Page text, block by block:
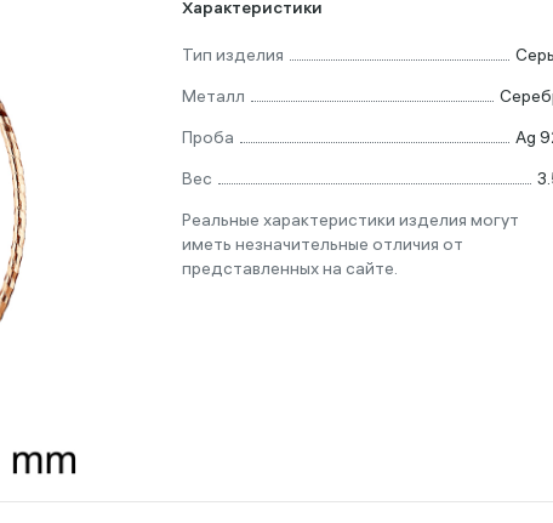
Характеристики
Тип изделия
Металл
Проба
Ag
Вес
Реальные характеристики изделия могут
иметь незначительные отличия от
представленных на сайте.